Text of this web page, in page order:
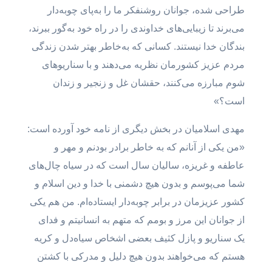
طراحی شده، جوانان روشنفکر ما را به‌پای چوبه‌دار
می‌برند تا زیبایی‌های خداوندی را در راه خود به‌گور ببرند،
بندگان خدا نیستند. کسانی که به‌خاطر بهتر شدن زندگی
مردم عزیز کشورمان نظریه می‌دهند و با سناریوهای
شوم مبارزه می‌کنند، حقشان غل و زنجیر و زندان
است؟»
مهدی اسلامیان در بخش دیگری از نامه خود آورده است:
«من یکی از آنانم که به خاطر برادر بودنم و مهر و
عاطفه و غریزه، سالیان سال است که در سیاه چال‌های
شما می‌پوسم و بدون هیچ دشمنی با خدا و دین اسلام و
کشور عزیزمان در برابر چوبه‌دار ایستاده‌ام. من هم یکی
از جوانان این مرز و بومم که متهم به انسانیتم و فدای
یک سناریو و پازل کثیف بعضی اشخاص سیاه‌دل و کریه
هستم که می‌خواهند بدون هیچ دلیل و مدرکی با کشتن